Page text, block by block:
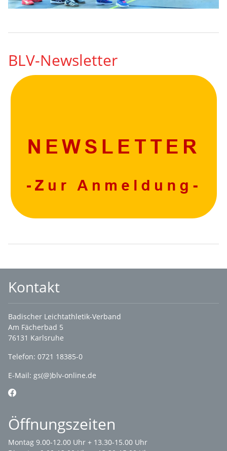
BLV-Newsletter
Kontakt
Badischer Leichtathletik-Verband
Am Fächerbad 5
76131 Karlsruhe
Telefon: 0721 18385-0
E-Mail: gs(@)blv-online.de
Öffnungszeiten
Montag 9.00-12.00 Uhr + 13.30-15.00 Uhr